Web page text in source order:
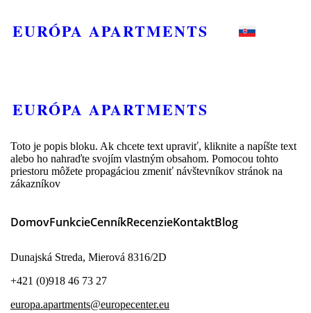
EURÓPA APARTMENTS
EURÓPA APARTMENTS
Toto je popis bloku. Ak chcete text upraviť, kliknite a napíšte text
alebo ho nahraďte svojím vlastným obsahom. Pomocou tohto
priestoru môžete propagáciou zmeniť návštevníkov stránok na
zákazníkov
DomovFunkcieCenníkRecenzieKontaktBlog
Dunajská Streda, Mierová 8316/2D
+421 (0)918 46 73 27
europa.apartments@europecenter.eu